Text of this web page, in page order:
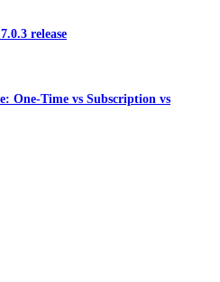
release
One-Time vs Subscription vs